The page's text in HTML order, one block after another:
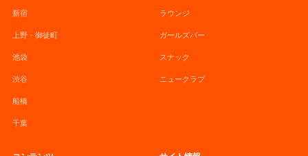
新宿
上野・御徒町
池袋
渋谷
船橋
千葉
ラウンジ
ガールズバー
スナック
ニュークラブ